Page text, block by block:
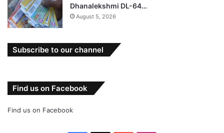
Dhanalekshmi DL-64…
August 5, 2026
Subscribe to our channel
Find us on Facebook
Find us on Facebook